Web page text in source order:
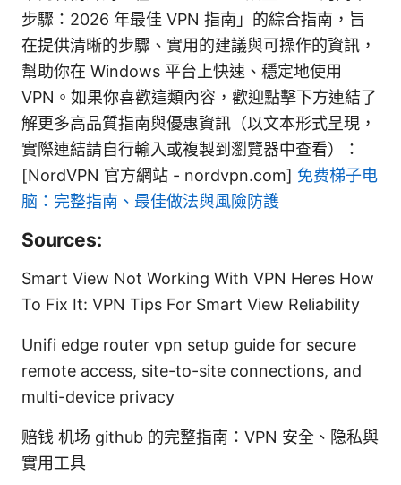
步驟：2026 年最佳 VPN 指南」的綜合指南，旨
在提供清晰的步驟、實用的建議與可操作的資訊，
幫助你在 Windows 平台上快速、穩定地使用
VPN。如果你喜歡這類內容，歡迎點擊下方連結了
解更多高品質指南與優惠資訊（以文本形式呈現，
實際連結請自行輸入或複製到瀏覽器中查看）：
[NordVPN 官方網站 - nordvpn.com] 免费梯子电
脑：完整指南、最佳做法與風險防護
Sources:
Smart View Not Working With VPN Heres How
To Fix It: VPN Tips For Smart View Reliability
Unifi edge router vpn setup guide for secure
remote access, site-to-site connections, and
multi-device privacy
赔钱 机场 github 的完整指南：VPN 安全、隐私與
實用工具